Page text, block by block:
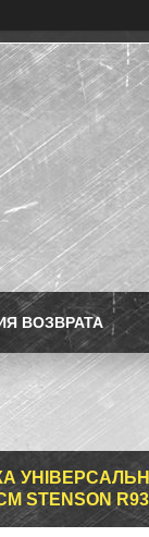
ВОЗВРАТА
STENSON